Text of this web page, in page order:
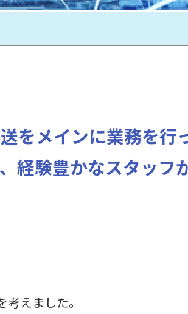
をメインに業務を行
経験豊かなスタッ
えました。